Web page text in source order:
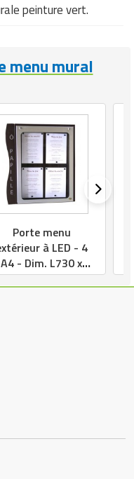
peinture vert.
menu mural
Porte menu
à LED - 4
A4 - Dim. L730 x
P6.5 x H750 mm